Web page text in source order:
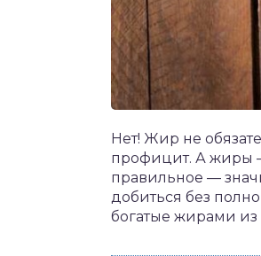
Нет! Жир не
профицит. А жиры
правильное —
добиться без
богатые жирами из